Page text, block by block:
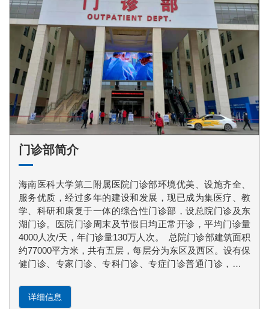
门诊部简介
海南医科大学第二附属医院门诊部环境优美、设施齐全、
服务优质，经过多年的建设和发展，现已成为集医疗、教
学、科研和康复于一体的综合性门诊部，设总院门诊及东
湖门诊。医院门诊周末及节假日均正常开诊，平均门诊量
4000人次/天，年门诊量130万人次。 总院门诊部建筑面积
约77000平方米，共有五层，每层分为东区及西区。设有保
健门诊、专家门诊、专科门诊、专症门诊普通门诊，共有
咨询台，提供候诊椅、饮水机、轮椅等便民服务措施，方
便患者就诊。门诊一至四楼设置有一站式服务中心，提供
详细信息